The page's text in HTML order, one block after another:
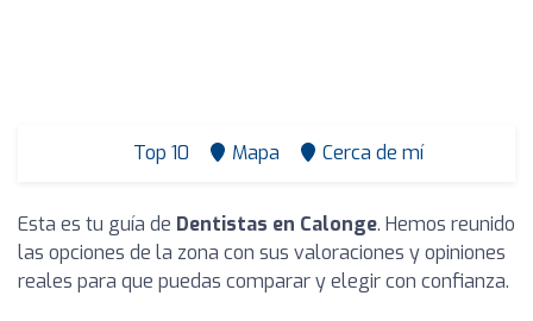
Top 10 Mapa Cerca de mí
Esta es tu guía de Dentistas en Calonge. Hemos reunido
las opciones de la zona con sus valoraciones y opiniones
reales para que puedas comparar y elegir con confianza.